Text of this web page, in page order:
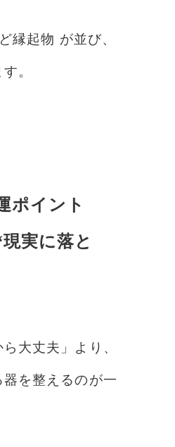
縁起物 が並び、
。
ポイント
現実に落と
ら大丈夫」より、
を整えるのが一